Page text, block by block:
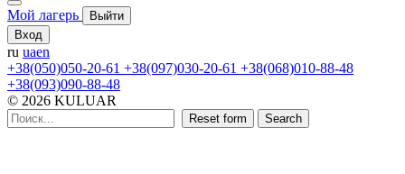
Мой лагерь
Выйти
Вход
ru uaen
+38(050)050-20-61 +38(097)030-20-61 +38(068)010-88-48
+38(093)090-88-48
© 2026 KULUAR
Reset form Search